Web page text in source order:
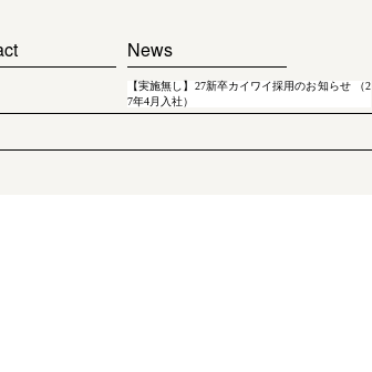
News
【実施無し】27新卒カイワイ採用のお知らせ （2
7年4月入社）